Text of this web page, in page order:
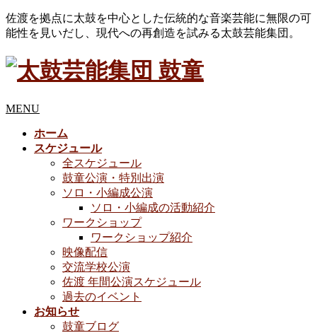
佐渡を拠点に太鼓を中心とした伝統的な音楽芸能に無限の可
能性を見いだし、現代への再創造を試みる太鼓芸能集団。
MENU
ホーム
スケジュール
全スケジュール
鼓童公演・特別出演
ソロ・小編成公演
ソロ・小編成の活動紹介
ワークショップ
ワークショップ紹介
映像配信
交流学校公演
佐渡 年間公演スケジュール
過去のイベント
お知らせ
鼓童ブログ